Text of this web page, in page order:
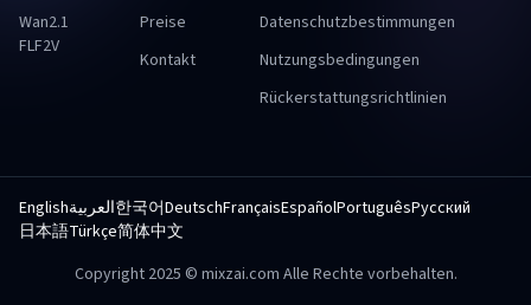
Wan2.1
FLF2V
Preise
Kontakt
Datenschutzbestimmungen
Nutzungsbedingungen
Rückerstattungsrichtlinien
Englishالعربية한국어DeutschFrançaisEspañolPortuguêsРусский
日本語Türkçe简体中文
Copyright 2025 © mixzai.com Alle Rechte vorbehalten.